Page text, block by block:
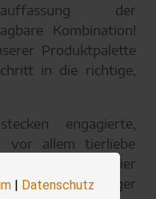
der
Kombination!
Produktpalette
in die richtige,
engagierte,
vor allem tierliebe
von uns haben, hier
Unser fleißiger
| Datenschutz